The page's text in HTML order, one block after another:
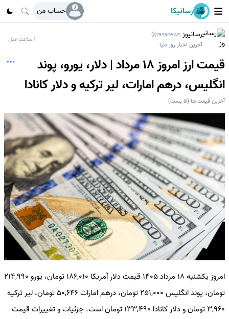
رسانیکا حساب من
رسانیوز @rasanews
آخرین اخبار روز دنیا
1 ساعت قبل
قیمت ارز امروز 18 مرداد | دلار، یورو، پوند
انگلیس، درهم امارات، لیر ترکیه و دلار کانادا
آخرین قیمت ها (
5 پست)
امروز یکشنبه 18 مرداد 1405 قیمت دلار آمریکا 186,010 تومان، یورو 214,990
تومان، پوند انگلیس 251,000 تومان، درهم امارات 50,646 تومان، لیر ترکیه
3,960 تومان و دلار کانادا 133,490 تومان است. جزئیات و تغییرات قیمت